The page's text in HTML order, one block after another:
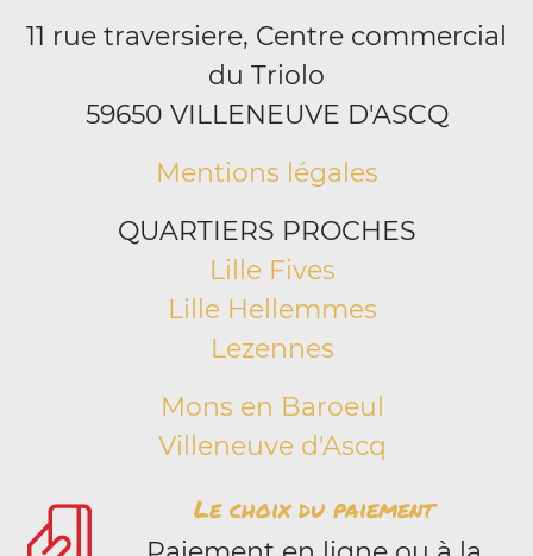
11 rue traversiere, Centre commercial
du Triolo
59650 VILLENEUVE D'ASCQ
Mentions légales
QUARTIERS PROCHES
Lille Fives
Lille Hellemmes
Lezennes
Mons en Baroeul
Villeneuve d'Ascq
Le choix du paiement